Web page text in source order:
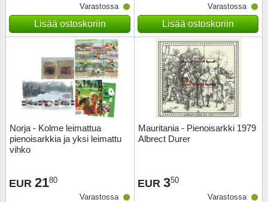
Varastossa
Lisää ostoskoriin
Varastossa
Lisää ostoskoriin
Norja - Kolme leimattua
pienoisarkkia ja yksi leimattu
vihko
EUR 2180
Varastossa
Mauritania - Pienoisarkki 1979
Albrect Durer
EUR 350
Varastossa
Musiiki
Itä-
Itävalta
Japani